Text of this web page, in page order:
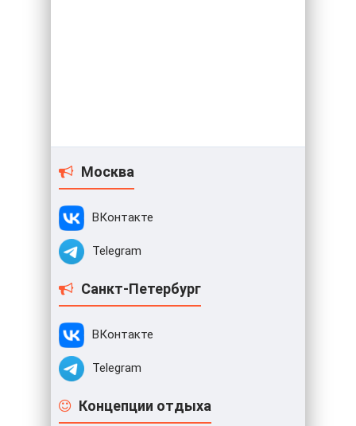
Москва
ВКонтакте
Telegram
Санкт-Петербург
ВКонтакте
Telegram
Концепции отдыха